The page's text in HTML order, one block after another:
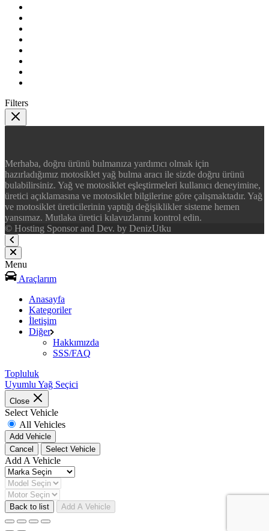
Filters
Merhaba, doğru ürünü bulmanıza yardımcı olmak için
hazırladığımız motosiklet yağ bulma aracı ile sizde doğru ürünü
bulabilirsiniz. Yağ ve motosiklet eşleştirmeleri kullanıcı deneyimine,
üretici açıklamasına ve motosiklet bilgilerine göre çalışmaktadır. Yağ
ve motosiklet üreticilerinin yaptığı değişiklikler sisteme hemen
yansımaz. Mutlaka üretici kılavuzlarını kontrol edin.
© Hosting Sponsor and Dev. by DenizUtku
Menu
Araçlarım
Anasayfa
Kategoriler
İletişim
Diğer
Hakkımızda
SSS/FAQ
Topluluk
Uyumlu Yağ Seçici
Close
Select Vehicle
All Vehicles
Add Vehicle
Cancel
Select Vehicle
Add A Vehicle
Back to list Add A Vehicle